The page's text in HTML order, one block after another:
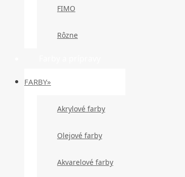
FIMO
Rôzne
FARBY»
Akrylové farby
Olejové farby
Akvarelové farby